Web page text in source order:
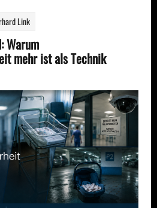
Link
Warum
mehr ist als Technik